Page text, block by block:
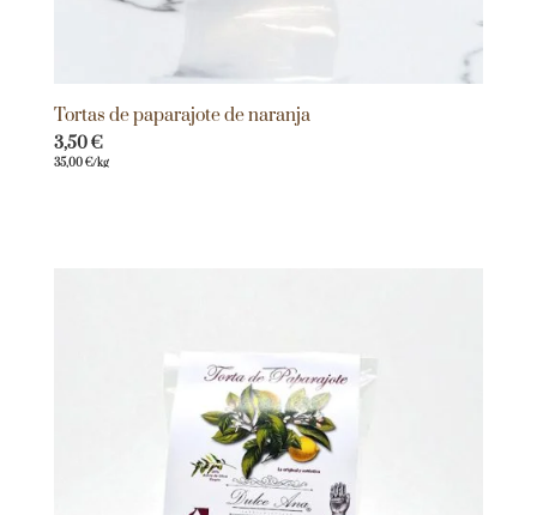
Tortas de paparajote de naranja
3,50€
35,00€/kg